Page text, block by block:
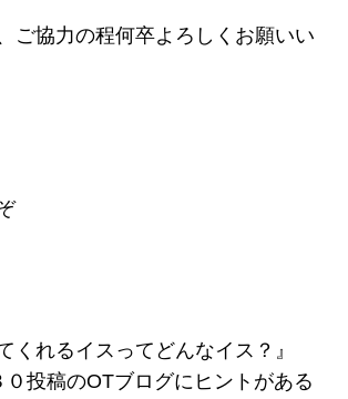
ご協力の程何卒よろしくお願いい
くれるイスってどんなイス？』
０投稿のOTブログにヒントがある